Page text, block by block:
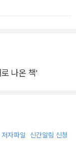
나온 책'
저자파일 신간알림 신청